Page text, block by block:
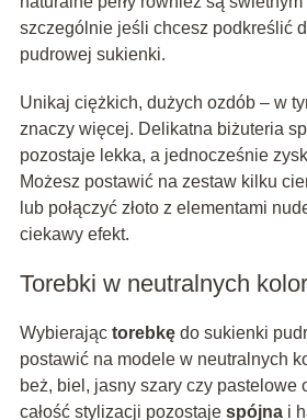
szczególnie jeśli chcesz podkreślić
pudrowej sukienki.
Unikaj ciężkich, dużych ozdób – w
znaczy więcej. Delikatna biżuteria
pozostaje lekka, a jednocześnie
Możesz postawić na zestaw kilku
lub połączyć złoto z elementami
ciekawy efekt.
Torebki w neutralnych
Wybierając torebkędo sukienki
postawić na modele w neutralnych
beż, biel, jasny szary czy pastelowe
całość stylizacji pozostaje spójnai